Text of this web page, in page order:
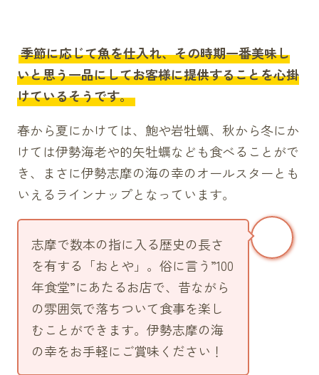
季節に応じて魚を仕入れ、その時期一番美味し
いと思う一品にしてお客様に提供することを心掛
けているそうです。
春から夏にかけては、鮑や岩牡蠣、秋から冬にか
けては伊勢海老や的矢牡蠣なども食べることがで
き、まさに伊勢志摩の海の幸のオールスターとも
いえるラインナップとなっています。
志摩で数本の指に入る歴史の長さ
を有する「おとや」。俗に言う”100
年食堂”にあたるお店で、昔ながら
の雰囲気で落ちついて食事を楽し
むことができます。伊勢志摩の海
の幸をお手軽にご賞味ください！